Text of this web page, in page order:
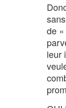
de
leur